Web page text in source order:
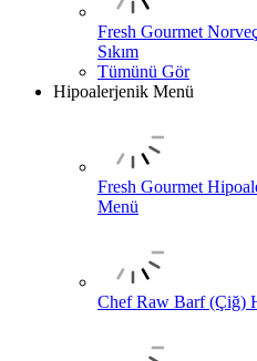
Fresh Gourmet
Sıkım
Tümünü Gör
Hipoalerjenik Menü
Fresh Gourmet
Menü
Chef Raw Barf (Çiğ)